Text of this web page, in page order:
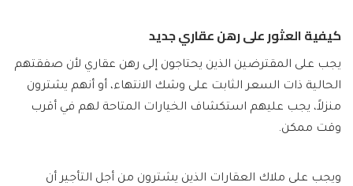
كيفية العثور على رهن عقاري جديد
يجب على المقترضين الذين يحتاجون إلى رهن عقاري لأن صفقتهم
الحالية ذات السعر الثابت على وشك الانتهاء، أو أنهم يشترون
منزلاً، يجب عليهم استكشاف الخيارات المتاحة لهم في أقرب
وقت ممكن.
ويجب على ملاك العقارات الذين يشترون من أجل التأجير أن